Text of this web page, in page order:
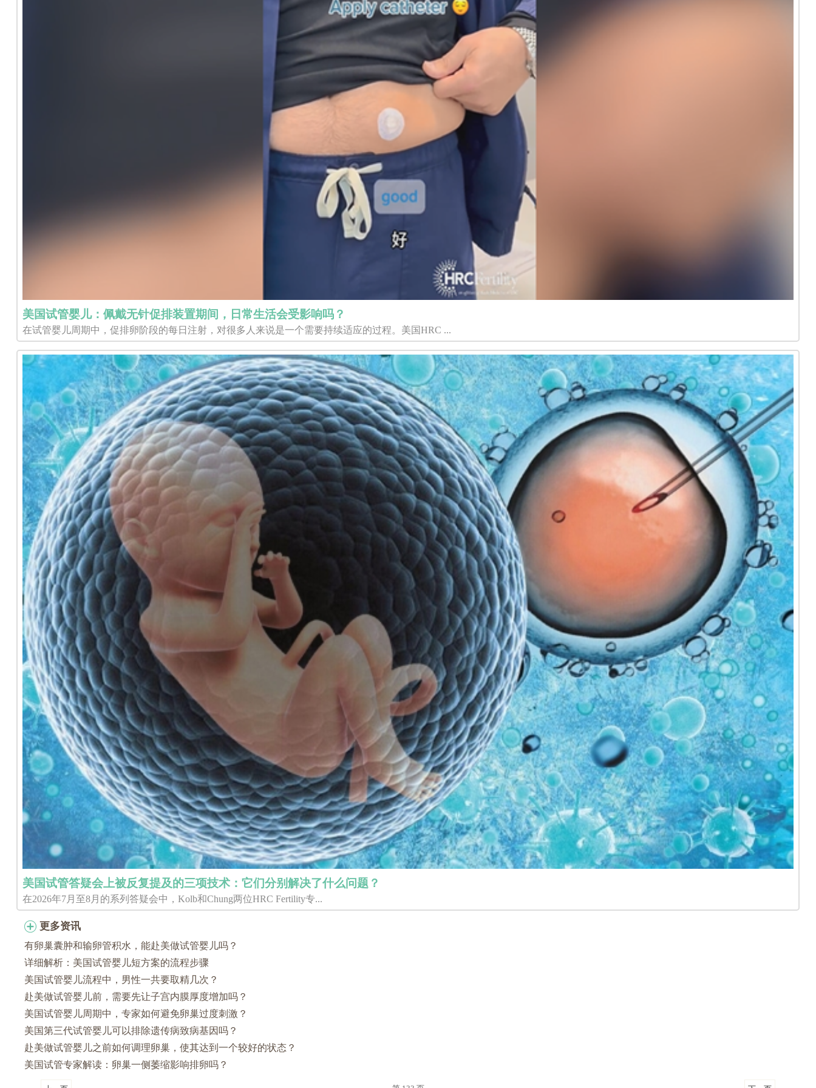
美国试管婴儿：佩戴无针促排装置期间，日常生活会受影响吗？
在试管婴儿周期中，促排卵阶段的每日注射，对很多人来说是一个需要持续适应的过程。美国HRC ...
美国试管答疑会上被反复提及的三项技术：它们分别解决了什么问题？
在2026年7月至8月的系列答疑会中，Kolb和Chung两位HRC Fertility专...
更多资讯
有卵巢囊肿和输卵管积水，能赴美做试管婴儿吗？
详细解析：美国试管婴儿短方案的流程步骤
美国试管婴儿流程中，男性一共要取精几次？
赴美做试管婴儿前，需要先让子宫内膜厚度增加吗？
美国试管婴儿周期中，专家如何避免卵巢过度刺激？
美国第三代试管婴儿可以排除遗传病致病基因吗？
赴美做试管婴儿之前如何调理卵巢，使其达到一个较好的状态？
美国试管专家解读：卵巢一侧萎缩影响排卵吗？